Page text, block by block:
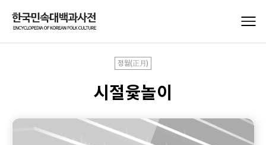
정월(正月)
시절윷놀이